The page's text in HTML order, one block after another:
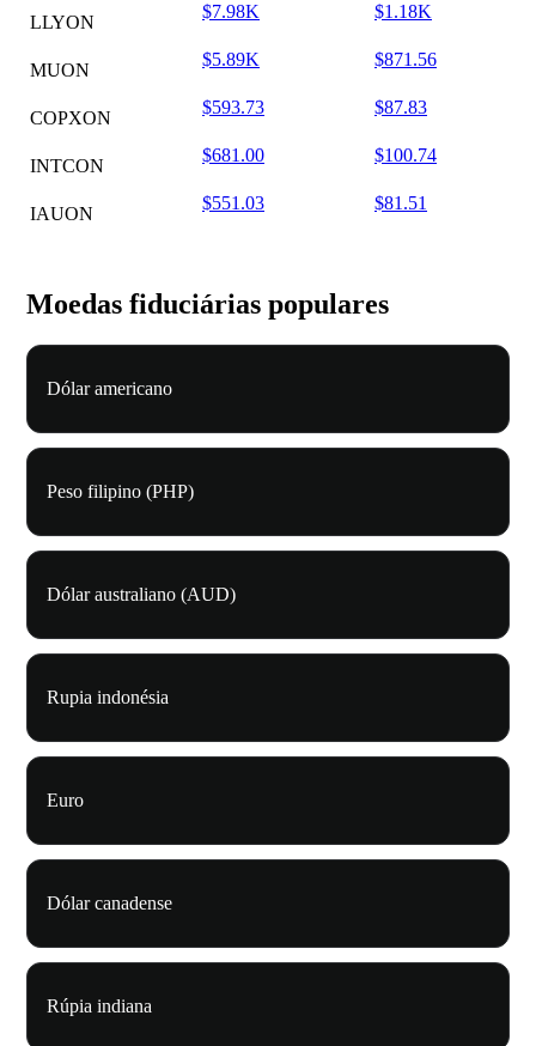
LLYON
$7.98K $1.18K
MUON
$5.89K $871.56
COPXON
$593.73 $87.83
INTCON
$681.00 $100.74
IAUON
$551.03 $81.51
Moedas fiduciárias populares
Dólar americano
Peso filipino (PHP)
Dólar australiano (AUD)
Rupia indonésia
Euro
Dólar canadense
Rúpia indiana